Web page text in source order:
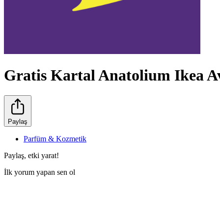
Gratis Kartal Anatolium Ikea
Paylaş
Parfüm & Kozmetik
Paylaş, etki yarat!
İlk yorum yapan sen ol